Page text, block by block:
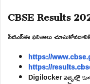
CBSE Results
సీబీఎస్ఈ ఫలితాలు
https://
https://
Digilocker వెబ్సైట్లో